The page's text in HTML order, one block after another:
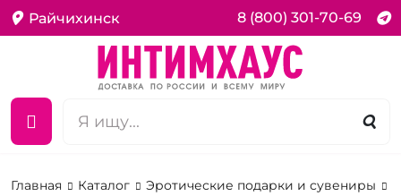
Райчихинск 8 (800) 301-70-69
Главная Каталог Эротические подарки и сувениры